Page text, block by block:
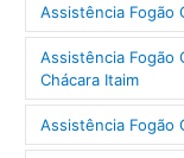
Assistência Fogão
Assistência Fogão
Chácara Itaim
Assistência Fogão